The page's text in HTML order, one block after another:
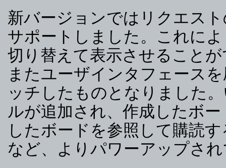
新バージョンではリクエス
サポートしました。これに
切り替えて表示させること
またユーザインタフェース
ッチしたものとなりました
ルが追加され、作成したボ
したボードを参照して購読
など、よりパワーアップさ